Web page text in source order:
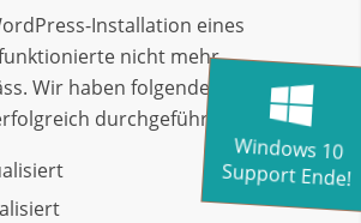
Windows 10
Support Ende!
Installation eines
nicht mehr
Wir haben folgende
durchgeführt: